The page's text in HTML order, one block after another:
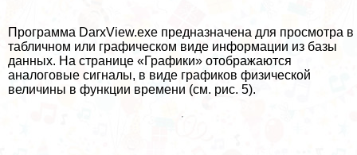
Программа DarxView.exe предназначена для просмотра в
табличном или графическом виде информации из базы
данных. На странице «Графики» отображаются
аналоговые сигналы, в виде графиков физической
величины в функции времени (см. рис. 5).